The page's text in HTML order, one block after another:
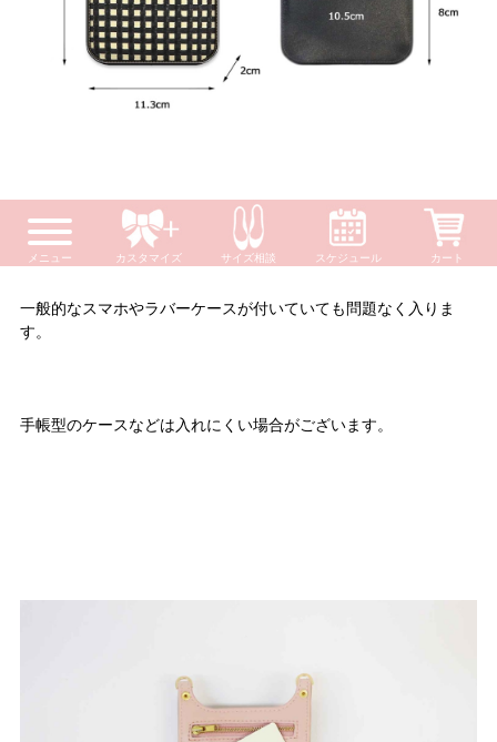
モバイルポッドケースの外観と規格寸法です。
一般的なスマホやラバーケースが付いていても問題なく入りま
す。
手帳型のケースなどは入れにくい場合がございます。
メニュー カスタマイズ サイズ相談 スケジュール カート